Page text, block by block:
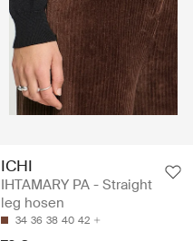
ICHI
IHTAMARY PA - Straight
leg hosen
34 36 38 40 42